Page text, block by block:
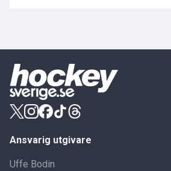
Ansvarig utgivare
Uffe Bodin